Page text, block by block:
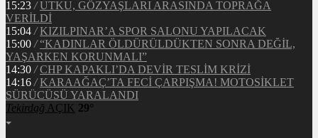
15:23 / UTKU, GÖZYAŞLARI ARASINDA TOPRAĞA
VERİLDİ
15:04 / KIZILPINAR’A SPOR SALONU YAPILACAK
15:00 / “KADINLAR ÖLDÜRÜLDÜKTEN SONRA DEĞİL,
YAŞARKEN KORUNMALI”
14:30 / CHP KAPAKLI’DA DEVİR TESLİM KRİZİ
14:16 / KARAAĞAÇ’TA FECİ ÇARPIŞMA! MOTOSİKLET
SÜRÜCÜSÜ YARALANDI
Tekirdağ AÇIK 29°